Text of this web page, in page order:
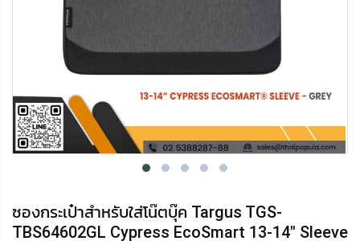
ซองกระเป๋าสำหรับใส่โน๊ตบุ๊ค Targus TGS-
TBS64602GL Cypress EcoSmart 13-14" Sleeve